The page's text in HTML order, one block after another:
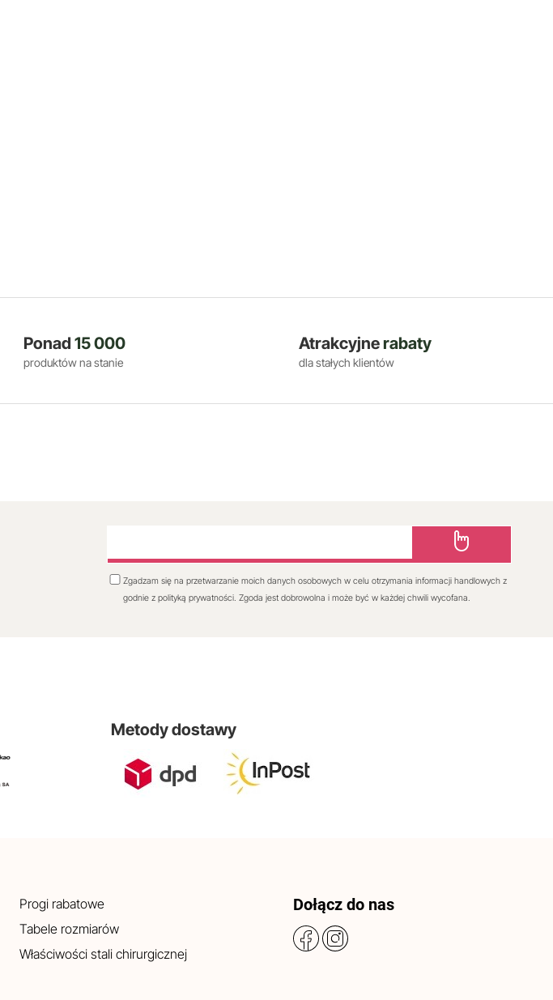
Ponad 15 000
produktów na stanie
Atrakcyjnerabaty
dla stałych klientów
Zgadzam się na przetwarzanie moich danych osobowych w celu otrzymania informacji handlowych z
godnie z polityką prywatności. Zgoda jest dobrowolna i może być w każdej chwili wycofana.
Metody dostawy
Progi rabatowe
Tabele rozmiarów
Właściwości stali chirurgicznej
Dołącz do nas